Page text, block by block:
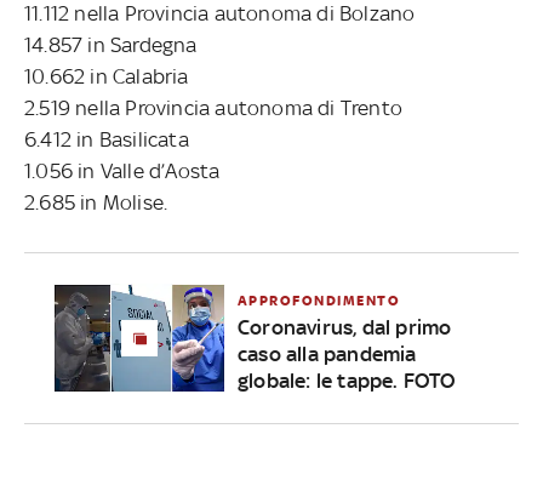
11.112 nella Provincia autonoma di Bolzano
14.857 in Sardegna
10.662 in Calabria
2.519 nella Provincia autonoma di Trento
6.412 in Basilicata
1.056 in Valle d’Aosta
2.685 in Molise.
APPROFONDIMENTO
Coronavirus, dal primo
caso alla pandemia
globale: le tappe. FOTO